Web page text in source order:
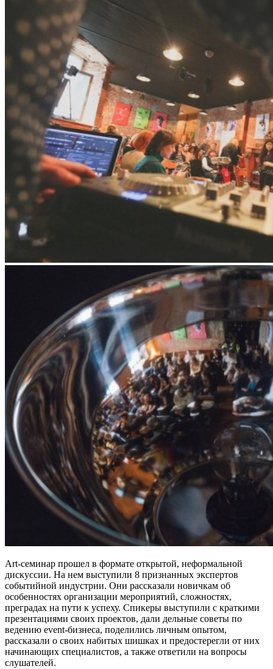
Art-семинар прошел в формате открытой, неформальной
дискуссии. На нем выступили 8 признанных экспертов
событийной индустрии. Они рассказали новичкам об
особенностях организации мероприятий, сложностях,
преградах на пути к успеху. Спикеры выступили с краткими
презентациями своих проектов, дали дельные советы по
ведению event-бизнеса, поделились личным опытом,
рассказали о своих набитых шишках и предостерегли от них
начинающих специалистов, а также ответили на вопросы
слушателей.